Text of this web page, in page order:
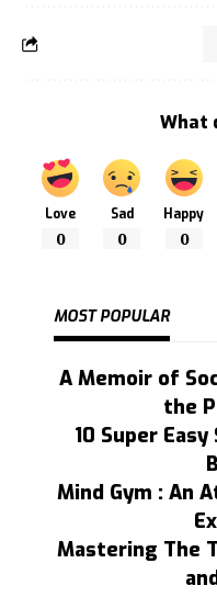
What
Love
0
Sad
0
Happy
0
MOST POPULAR
A Memoir of
the
10 Super
Mind Gym : An
Mastering The